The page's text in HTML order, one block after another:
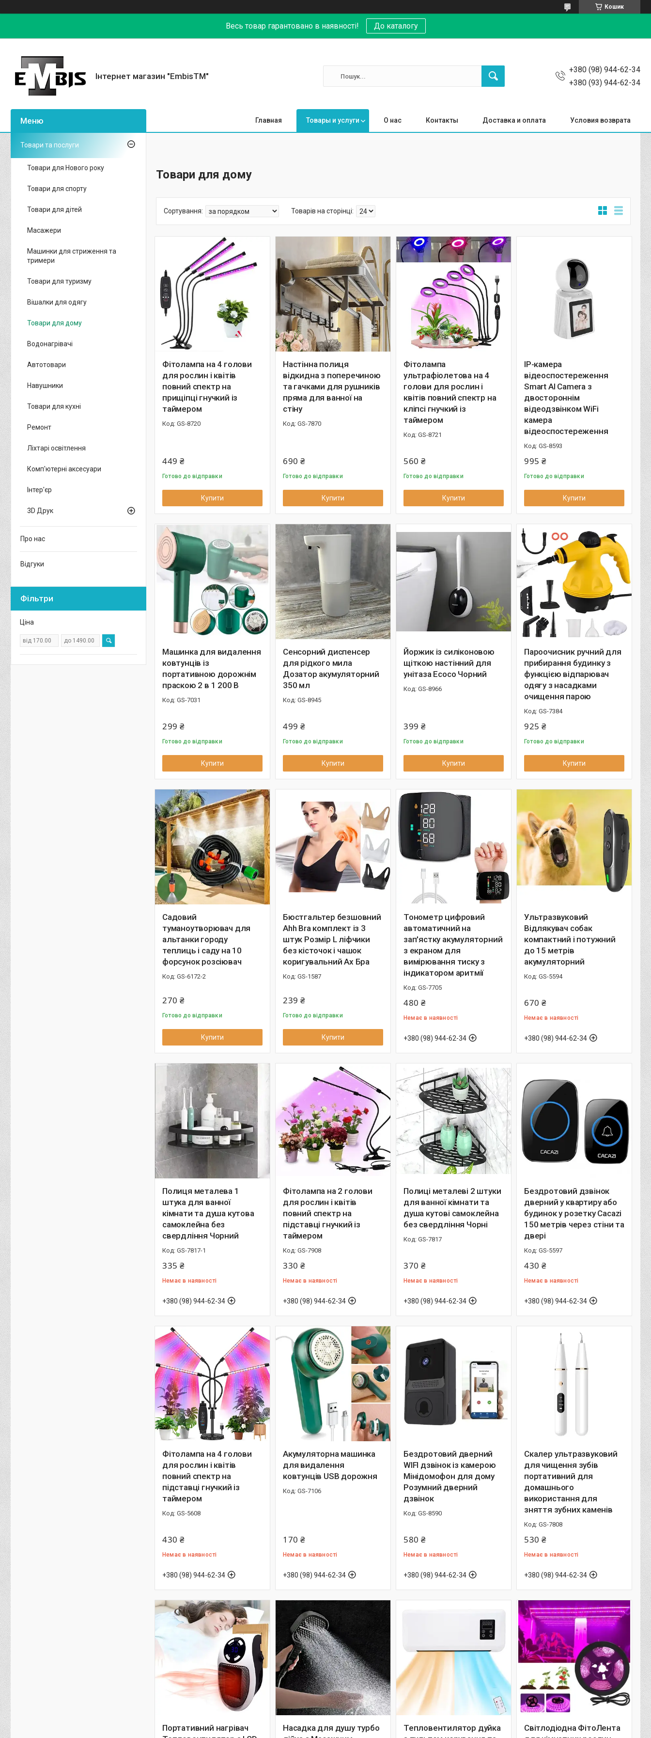
Кошик
Весь товар гарантовано в наявності! До каталогу
Інтернет магазин "EmbisTM"
+380 (98) 944-62-34
+380 (93) 944-62-34
Главная Товары и услуги О нас Контакты Доставка и оплата Условия возврата
Товари для дому
Фітолампа на 4 голови
для рослин і квітів
повний спектр на
прищіпці гнучкий із
таймером
GS-8720
449 ₴
Готово до відправки
Купити
Настінна полиця
відкидна з поперечиною
та гачками для рушників
пряма для ванної на
стіну
GS-7870
690 ₴
Готово до відправки
Купити
Фітолампа
ультрафіолетова на 4
голови для рослин і
квітів повний спектр на
кліпсі гнучкий із
таймером
GS-8721
560 ₴
Готово до відправки
Купити
IP-камера
відеоспостереження
Smart Al Camera з
двостороннім
відеодзвінком WiFi
камера
відеоспостереження
GS-8593
995 ₴
Готово до відправки
Купити
Машинка для видалення
ковтунців із
портативною дорожнім
праскою 2 в 1 200 В
GS-7031
299 ₴
Готово до відправки
Купити
Сенсорний диспенсер
для рідкого мила
Дозатор акумуляторний
350 мл
GS-8945
499 ₴
Готово до відправки
Купити
Йоржик із силіконовою
щіткою настінний для
унітаза Ecoco Чорний
GS-8966
399 ₴
Готово до відправки
Купити
Пароочисник ручний для
прибирання будинку з
функцією відпарювач
одягу з насадками
очищення парою
GS-7384
925 ₴
Готово до відправки
Купити
Садовий
туманоутворювач для
альтанки городу
теплиць і саду на 10
форсунок розсіювач
GS-6172-2
270 ₴
Готово до відправки
Купити
Бюстгальтер безшовний
Ahh Bra комплект із 3
штук Розмір L ліфчики
без кісточок і чашок
коригувальний Ах Бра
GS-1587
239 ₴
Готово до відправки
Купити
Тонометр цифровий
автоматичний на
зап'ястку акумуляторний
з екраном для
вимірювання тиску з
індикатором аритмії
GS-7705
480 ₴
Немає в наявності
+380 (98) 944-62-34
Ультразвуковий
Відлякувач собак
компактний і потужний
до 15 метрів
акумуляторний
GS-5594
670 ₴
Немає в наявності
+380 (98) 944-62-34
Полиця металева 1
штука для ванної
кімнати та душа кутова
самоклейна без
свердління Чорний
GS-7817-1
335 ₴
Немає в наявності
+380 (98) 944-62-34
Фітолампа на 2 голови
для рослин і квітів
повний спектр на
підставці гнучкий із
таймером
GS-7908
330 ₴
Немає в наявності
+380 (98) 944-62-34
Полиці металеві 2 штуки
для ванної кімнати та
душа кутові самоклейна
без свердління Чорні
GS-7817
370 ₴
Немає в наявності
+380 (98) 944-62-34
Бездротовий дзвінок
дверний у квартиру або
будинок у розетку Cacazi
150 метрів через стіни та
двері
GS-5597
430 ₴
Немає в наявності
+380 (98) 944-62-34
Фітолампа на 4 голови
для рослин і квітів
повний спектр на
підставці гнучкий із
таймером
GS-5608
430 ₴
Немає в наявності
+380 (98) 944-62-34
Акумуляторна машинка
для видалення
ковтунців USB дорожня
GS-7106
170 ₴
Немає в наявності
+380 (98) 944-62-34
Бездротовий дверний
WIFI дзвінок із камерою
Мінідомофон для дому
Розумний дверний
дзвінок
GS-8590
580 ₴
Немає в наявності
+380 (98) 944-62-34
Скалер ультразвуковий
для чищення зубів
портативний для
домашнього
використання для
зняття зубних каменів
GS-7808
530 ₴
Немає в наявності
+380 (98) 944-62-34
Портативний нагрівач
Насадка для душу турбо
Тепловентилятор дуйка
Світлодіодна ФітоЛента
Товари та послуги
Товари для Нового року
Товари для спорту
Товари для дітей
Масажери
Машинки для стриження та
тримери
Товари для туризму
Вішалки для одягу
Товари для дому
Водонагрівачі
Автотовари
Навушники
Товари для кухні
Ремонт
Ліхтарі освітлення
Комп'ютерні аксесуари
Інтер'єр
3D Друк
Про нас
Відгуки
Фільтри
Ціна